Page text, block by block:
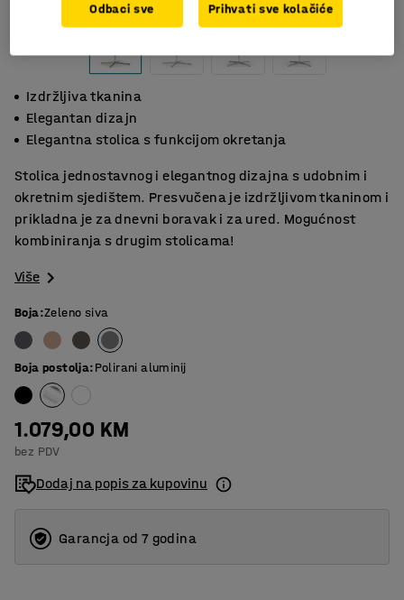
Izdržljiva tkanina
Elegantan dizajn
Elegantna stolica s funkcijom okretanja
Stolica jednostavnog i elegantnog dizajna s udobnim i
okretnim sjedištem. Presvučena je izdržljivom tkaninom i
prikladna je za dnevni boravak i za ured. Mogućnost
kombiniranja s drugim stolicama!
Više
Boja:Zeleno siva
Boja postolja:Polirani aluminij
1.079,00 KM
bez PDV
Dodaj na popis za kupovinu
Garancja od 7 godina
Odbaci sve Prihvati sve kolačiće